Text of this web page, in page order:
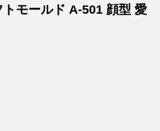
トモールド A-501 顔型 愛